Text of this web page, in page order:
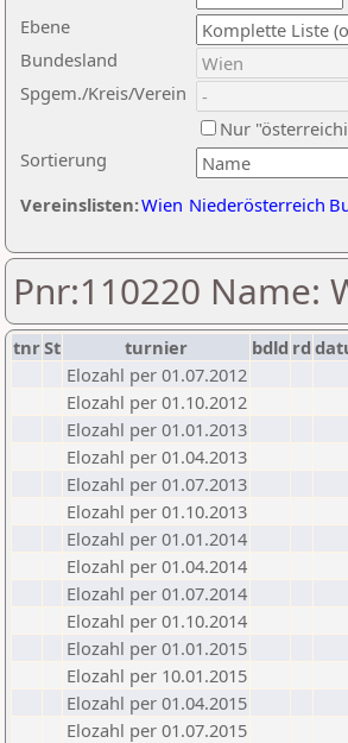
Ebene
Sortierung
Bundesland
Spgem./Kreis/Verein
Nur
Vereinslisten:Wien Niederösterreich
Pnr:110220 Name:
tnrSt turnier bdld rd
Elozahl per 01.07.2012
Elozahl per 01.10.2012
Elozahl per 01.01.2013
Elozahl per 01.04.2013
Elozahl per 01.07.2013
Elozahl per 01.10.2013
Elozahl per 01.01.2014
Elozahl per 01.04.2014
Elozahl per 01.07.2014
Elozahl per 01.10.2014
Elozahl per 01.01.2015
Elozahl per 10.01.2015
Elozahl per 01.04.2015
Elozahl per 01.07.2015